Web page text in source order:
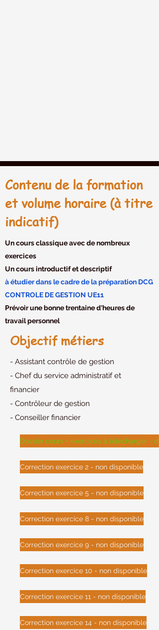
Contenu de la formation
et volume horaire (à titre
indicatif)
Un cours classique avec de nombreux
exercices
Un cours introductif et descriptif
à étudier dans le cadre de la préparation DCG
CONTROLE DE GESTION UE11
Prévoir une bonne trentaine d'heures de
travail personnel
Objectif métiers
- Assistant contrôle de gestion
- Chef du service administratif et
financier
- Contrôleur de gestion
- Conseiller financier
Dossier cours + exercices à télécharger -
Correction exercice 2 - non disponible
Correction exercice 5 - non disponible
Correction exercice 8 - non disponible
Correction exercice 9 - non disponible
Correction exercice 10 - non disponible
Correction exercice 11 - non disponible
Correction exercice 14 - non disponible